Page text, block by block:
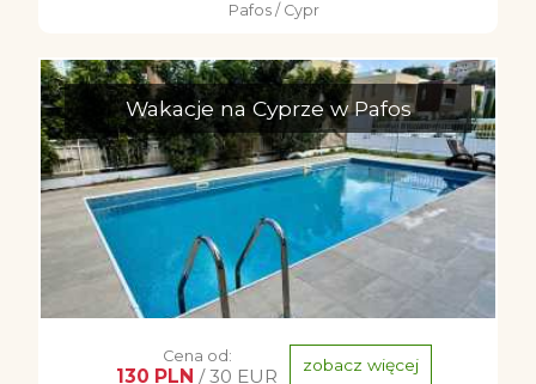
Pafos / Cypr
Wakacje na Cyprze w Pafos
Cena od:
130 PLN / 30 EUR zobacz więcej